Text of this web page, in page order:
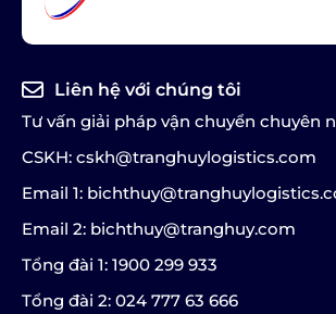
Liên hệ với chúng tôi
Tư vấn giải pháp vận chuyển chuyên
CSKH: cskh@tranghuylogistics.com
Email 1:
Email 2: bichthuy@tranghuy.com
Tổng đài 1: 1900 299 933
Tổng đài 2: 024 777 63 666